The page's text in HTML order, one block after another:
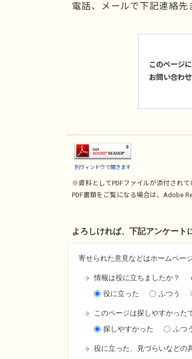
電話、メールで下記連絡先
このページ
お問い合わ
別ウィンドウで開きます
※資料としてPDFファイルが添付されて
PDF書類をご覧になる場合は、 Adobe